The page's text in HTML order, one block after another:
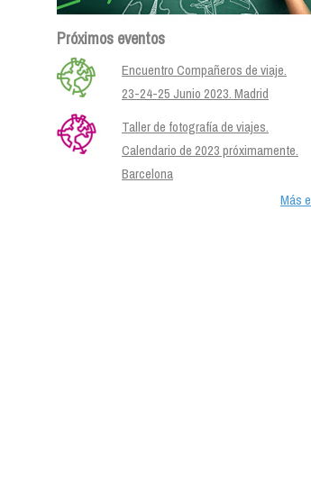
Próximos eventos
Encuentro Compañeros de viaje.
23-24-25 Junio 2023. Madrid
Taller de fotografía de viajes.
Calendario de 2023 próximamente.
Barcelona
Más